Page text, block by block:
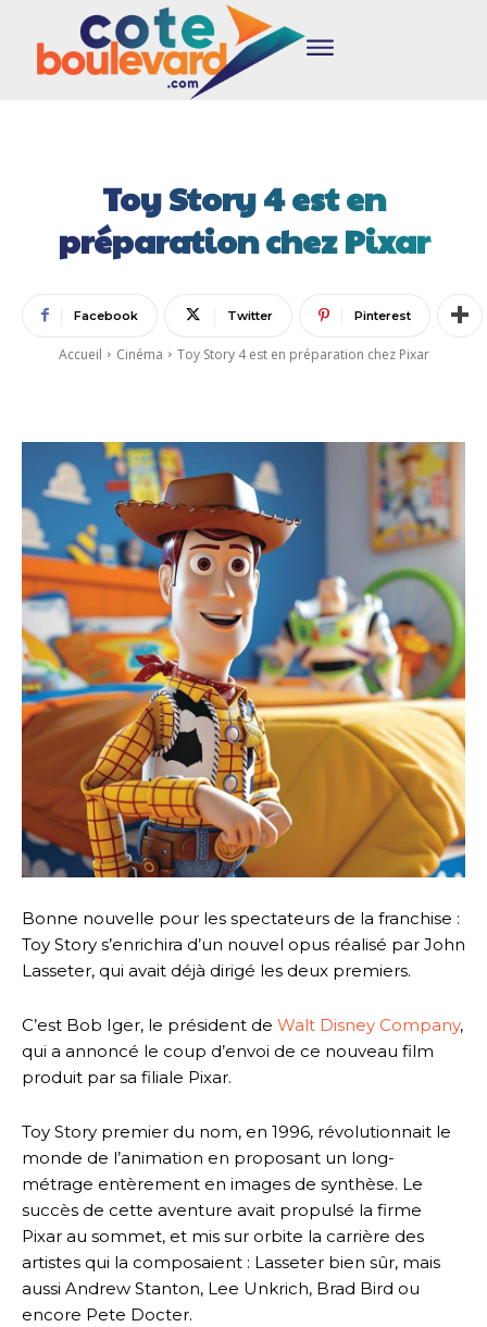
Toy Story 4 est en
préparation chez Pixar
Facebook Twitter Pinterest
Accueil Cinéma Toy Story 4 est en préparation chez Pixar
Bonne nouvelle pour les spectateurs de la franchise :
Toy Story s’enrichira d’un nouvel opus réalisé par John
Lasseter, qui avait déjà dirigé les deux premiers.
C’est Bob Iger, le président de Walt Disney Company,
qui a annoncé le coup d’envoi de ce nouveau film
produit par sa filiale Pixar.
Toy Story premier du nom, en 1996, révolutionnait le
monde de l’animation en proposant un long-
métrage entèrement en images de synthèse. Le
succès de cette aventure avait propulsé la firme
Pixar au sommet, et mis sur orbite la carrière des
artistes qui la composaient : Lasseter bien sûr, mais
aussi Andrew Stanton, Lee Unkrich, Brad Bird ou
encore Pete Docter.